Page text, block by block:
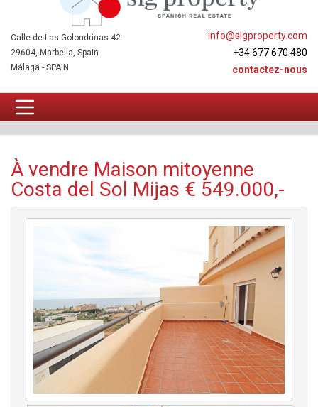
info@slgproperty.com
+34 677 670 480
contactez-nous
Calle de Las Golondrinas 42
29604, Marbella, Spain
Málaga - SPAIN
À vendre Maison mitoyenne
Costa del Sol Mijas € 549.000,-